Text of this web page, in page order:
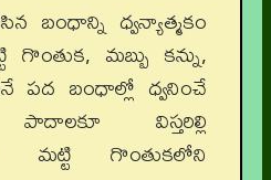
బంధాన్ని ధ్వన్యాత్మకం
గొంతుక, మబ్బు కన్ను,
పద బంధాల్లో ధ్వనించే
విస్తరిల్లి
మట్టి గొంతుకలోని